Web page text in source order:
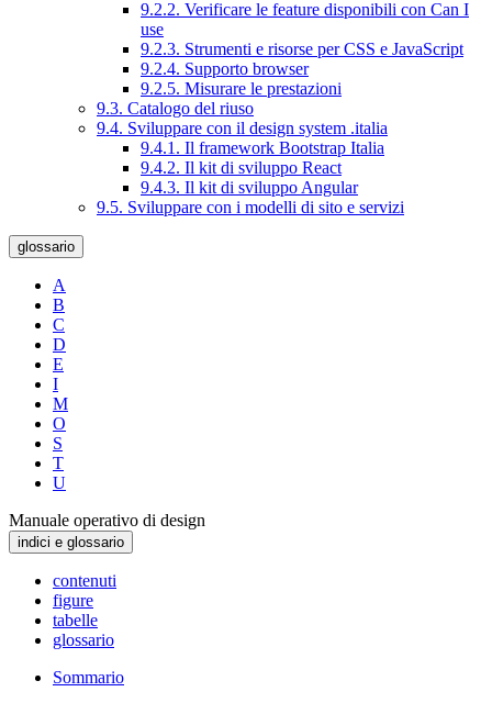
9.2.2. Verificare le feature disponibili con Can I
use
9.2.3. Strumenti e risorse per CSS e JavaScript
9.2.4. Supporto browser
9.2.5. Misurare le prestazioni
9.3. Catalogo del riuso
9.4. Sviluppare con il design system .italia
9.4.1. Il framework Bootstrap Italia
9.4.2. Il kit di sviluppo React
9.4.3. Il kit di sviluppo Angular
9.5. Sviluppare con i modelli di sito e servizi
glossario
A
B
C
D
E
I
M
O
S
T
U
Manuale operativo di design
indici e glossario
contenuti
figure
tabelle
glossario
Sommario